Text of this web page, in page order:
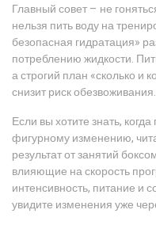
Главный совет – не
нельзя пить воду на
безопасная гидратация»
потреблению жидкости.
а строгий план «сколько и
снизит риск обезвоживания.
Если вы хотите знать,
фигурному изменению,
результат от занятий
влияющие на скорость
интенсивность, питание и
увидите изменения уже